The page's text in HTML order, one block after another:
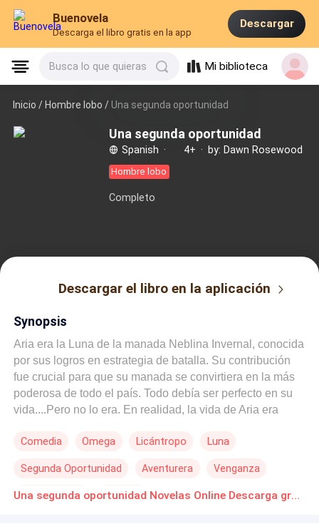
Buenovela
Descarga el libro gratis en la app
Descargar
Busca lo que quieras Mi biblioteca
Inicio /Hombre lobo / Una segunda oportunidad
Una segunda oportunidad
Spanish · 4+ · by: Dawn Rosewood
Hombre lobo
Completo
Descargar el libro en la aplicación
Synopsis
Aria era la Luna de la manada Neblina Invernal, conocida
por sus logros en estrategia de batalla. Su contribución
fue crucial para que su manada se convirtiera en la más
poderosa de todo el país. Todo debía ser perfecto en su
vida....Pero no lo era. En realidad, la vida de Aria era
caprichos de su abusiva pareja Alfa y su amante. Con
relación, sus opciones son huir o morir intentando
mantener su posición como Luna. Pero esta no es la
Comedia Omega Licántropo Luna
Segunda Oportunidad Aventurera Venganza
Ritmo Rápido Traición Una segunda oportunidad Novelas Online Descarga gratuita de PDF